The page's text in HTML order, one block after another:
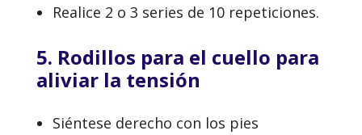
Realice 2 o 3 series de 10 repeticiones.
5. Rodillos para el cuello para
aliviar la tensión
Siéntese derecho con los pies